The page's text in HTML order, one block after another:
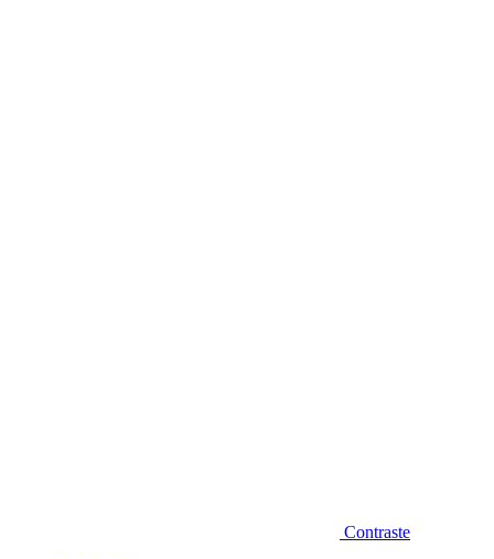
Contraste